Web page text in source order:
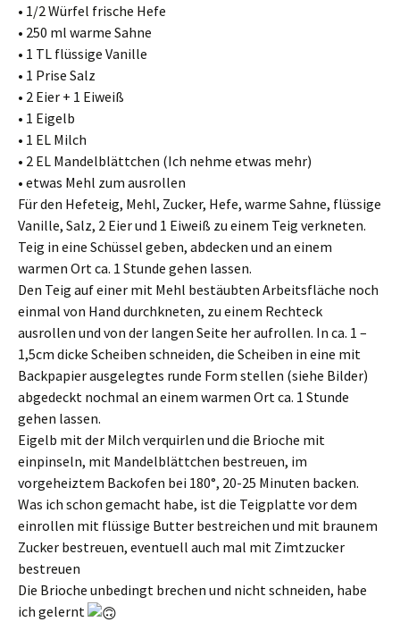
• 1/2 Würfel frische Hefe
• 250 ml warme Sahne
• 1 TL flüssige Vanille
• 1 Prise Salz
• 2 Eier + 1 Eiweiß
• 1 Eigelb
• 1 EL Milch
• 2 EL Mandelblättchen (Ich nehme etwas mehr)
• etwas Mehl zum ausrollen
Für den Hefeteig, Mehl, Zucker, Hefe, warme Sahne, flüssige
Vanille, Salz, 2 Eier und 1 Eiweiß zu einem Teig verkneten.
Teig in eine Schüssel geben, abdecken und an einem
warmen Ort ca. 1 Stunde gehen lassen.
Den Teig auf einer mit Mehl bestäubten Arbeitsfläche noch
einmal von Hand durchkneten, zu einem Rechteck
ausrollen und von der langen Seite her aufrollen. In ca. 1 –
1,5cm dicke Scheiben schneiden, die Scheiben in eine mit
Backpapier ausgelegtes runde Form stellen (siehe Bilder)
abgedeckt nochmal an einem warmen Ort ca. 1 Stunde
gehen lassen.
Eigelb mit der Milch verquirlen und die Brioche mit
einpinseln, mit Mandelblättchen bestreuen, im
vorgeheiztem Backofen bei 180°, 20-25 Minuten backen.
Was ich schon gemacht habe, ist die Teigplatte vor dem
einrollen mit flüssige Butter bestreichen und mit braunem
Zucker bestreuen, eventuell auch mal mit Zimtzucker
bestreuen
Die Brioche unbedingt brechen und nicht schneiden, habe
ich gelernt